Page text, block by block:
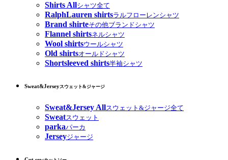
Shirts Allシャツ全て
RalphLauren shirtsラルフローレンシャツ
Brand shirteその他ブランドシャツ
Flannel shirtsネルシャツ
Wool shirtsウールシャツ
Old shirtsオールドシャツ
Shortsleeved shirts半袖シャツ
Sweat&Jerseyスウェット&ジャージ
Sweat&Jersey Allスウェット&ジャージ全て
Sweatスウェット
parkaパーカ
Jerseyジャージ